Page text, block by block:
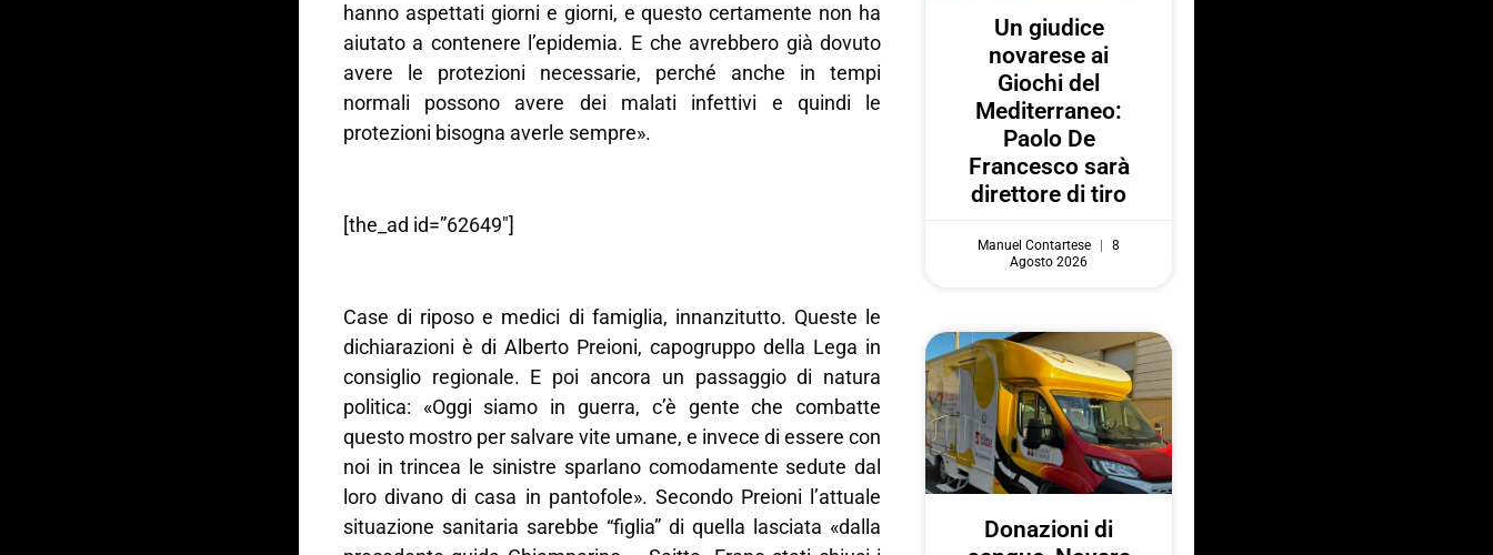
hanno aspettati giorni e giorni, e questo certamente non ha
aiutato a contenere l’epidemia. E che avrebbero già dovuto
avere le protezioni necessarie, perché anche in tempi
normali possono avere dei malati infettivi e quindi le
protezioni bisogna averle sempre».
[the_ad id=”62649″]
Case di riposo e medici di famiglia, innanzitutto. Queste le
dichiarazioni è di Alberto Preioni, capogruppo della Lega in
consiglio regionale. E poi ancora un passaggio di natura
politica: «Oggi siamo in guerra, c’è gente che combatte
questo mostro per salvare vite umane, e invece di essere con
noi in trincea le sinistre sparlano comodamente sedute dal
loro divano di casa in pantofole». Secondo Preioni l’attuale
situazione sanitaria sarebbe “figlia” di quella lasciata «dalla
Un giudice
novarese ai
Giochi del
Mediterraneo:
Paolo De
Francesco sarà
direttore di tiro
Manuel Contartese
8
Agosto 2026
Donazioni di